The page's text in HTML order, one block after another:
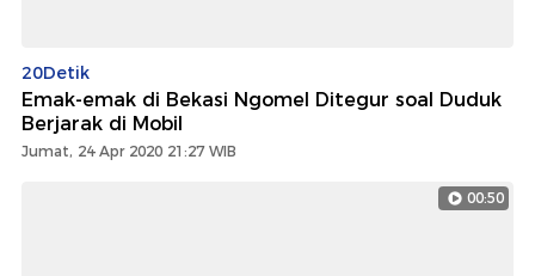
20Detik
Emak-emak di Bekasi Ngomel Ditegur soal Duduk
Berjarak di Mobil
Jumat, 24 Apr 2020 21:27 WIB
00:50